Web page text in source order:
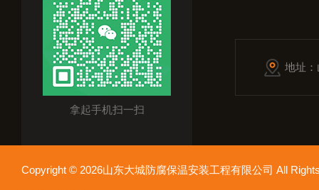
拿起手机扫一扫
地址
Copyright © 2026山东大城防腐保温安装工程有限公司 All